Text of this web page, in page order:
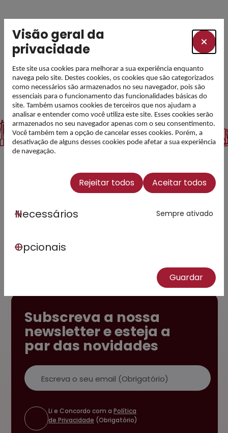
PARTILHAR
Subscreva a nossa
newsletter e esteja a
par das novidades
Email
Li e Concordo com a Política
de Privacidade (Obrigatório)
Visão geral da
privacidade
Este site usa cookies para melhorar a sua experiência enquanto
navega pelo site. Destes cookies, os cookies que são categorizados
como necessários são armazenados no seu navegador, pois são
essenciais para o funcionamento das funcionalidades básicas do
site. Também usamos cookies de terceiros que nos ajudam a
analisar e entender como você utiliza este site. Esses cookies serão
armazenados no seu navegador apenas com o seu consentimento.
Você também tem a opção de cancelar esses cookies. Porém, a
desativação de alguns desses cookies pode afetar a sua experiência
de navegação.
Rejeitar todos Aceitar todos
Necessários Sempre ativado
Opcionais
Guardar